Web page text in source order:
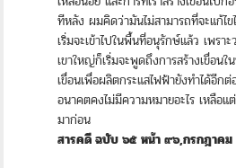
ทีหลัง ผมคิดว่ามันไม่สามารถที่จะแก้ไ
เริ่มจะเข้าไปในพื้นที่อนุรักษ์แล้ว เพร
เขาใหญ่ก็เริ่มจะพูดถึงการสร้างเขื่อน
เขื่อนเพื่อผลิตกระแสไฟฟ้ายังทำได้อีก
อนาคตคงไม่มีความหมายอะไร เหลือแ
มาก่อน
สารคดี ฉบับ ๖๕ หน้า ๙๖,กรกฎาค